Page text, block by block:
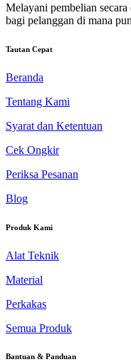
Melayani pembelian
bagi pelanggan di mana
Tautan Cepat
Beranda
Tentang Kami
Syarat dan Ketentuan
Cek Ongkir
Periksa Pesanan
Blog
Produk Kami
Alat Teknik
Material
Perkakas
Semua Produk
Bantuan & Panduan